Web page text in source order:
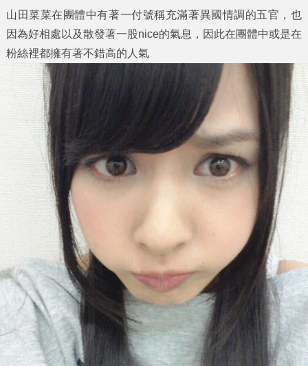
山田菜菜在團體中有著一付號稱充滿著異國情調的五官，也
因為好相處以及散發著一股nice的氣息，因此在團體中或是在
粉絲裡都擁有著不錯高的人氣